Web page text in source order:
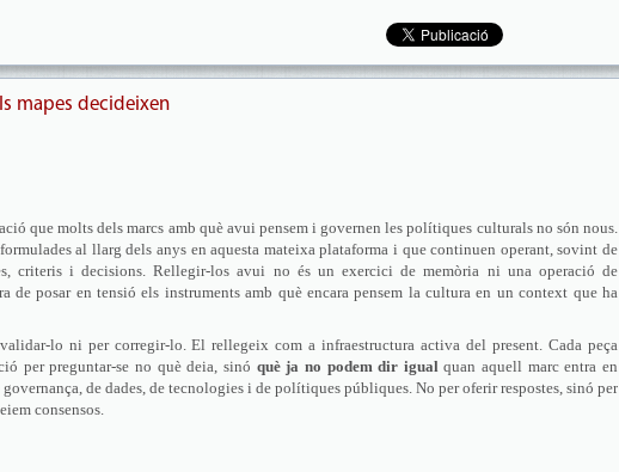
mapes decideixen
que molts dels marcs amb què avui pensem i governen les polítiques culturals no són nous.
al llarg dels anys en aquesta mateixa plataforma i que continuen operant, sovint de
criteris i decisions. Rellegir-los avui no és un exercici de memòria ni una operació de
de posar en tensió els instruments amb què encara pensem la cultura en un context que ha
lo ni per corregir-lo. El rellegeix com a infraestructura activa del present. Cada peça
per preguntar-se no què deia, sinó què ja no podem dir igualquan aquell marc entra en
de dades, de tecnologies i de polítiques públiques. No per oferir respostes, sinó per
consensos.